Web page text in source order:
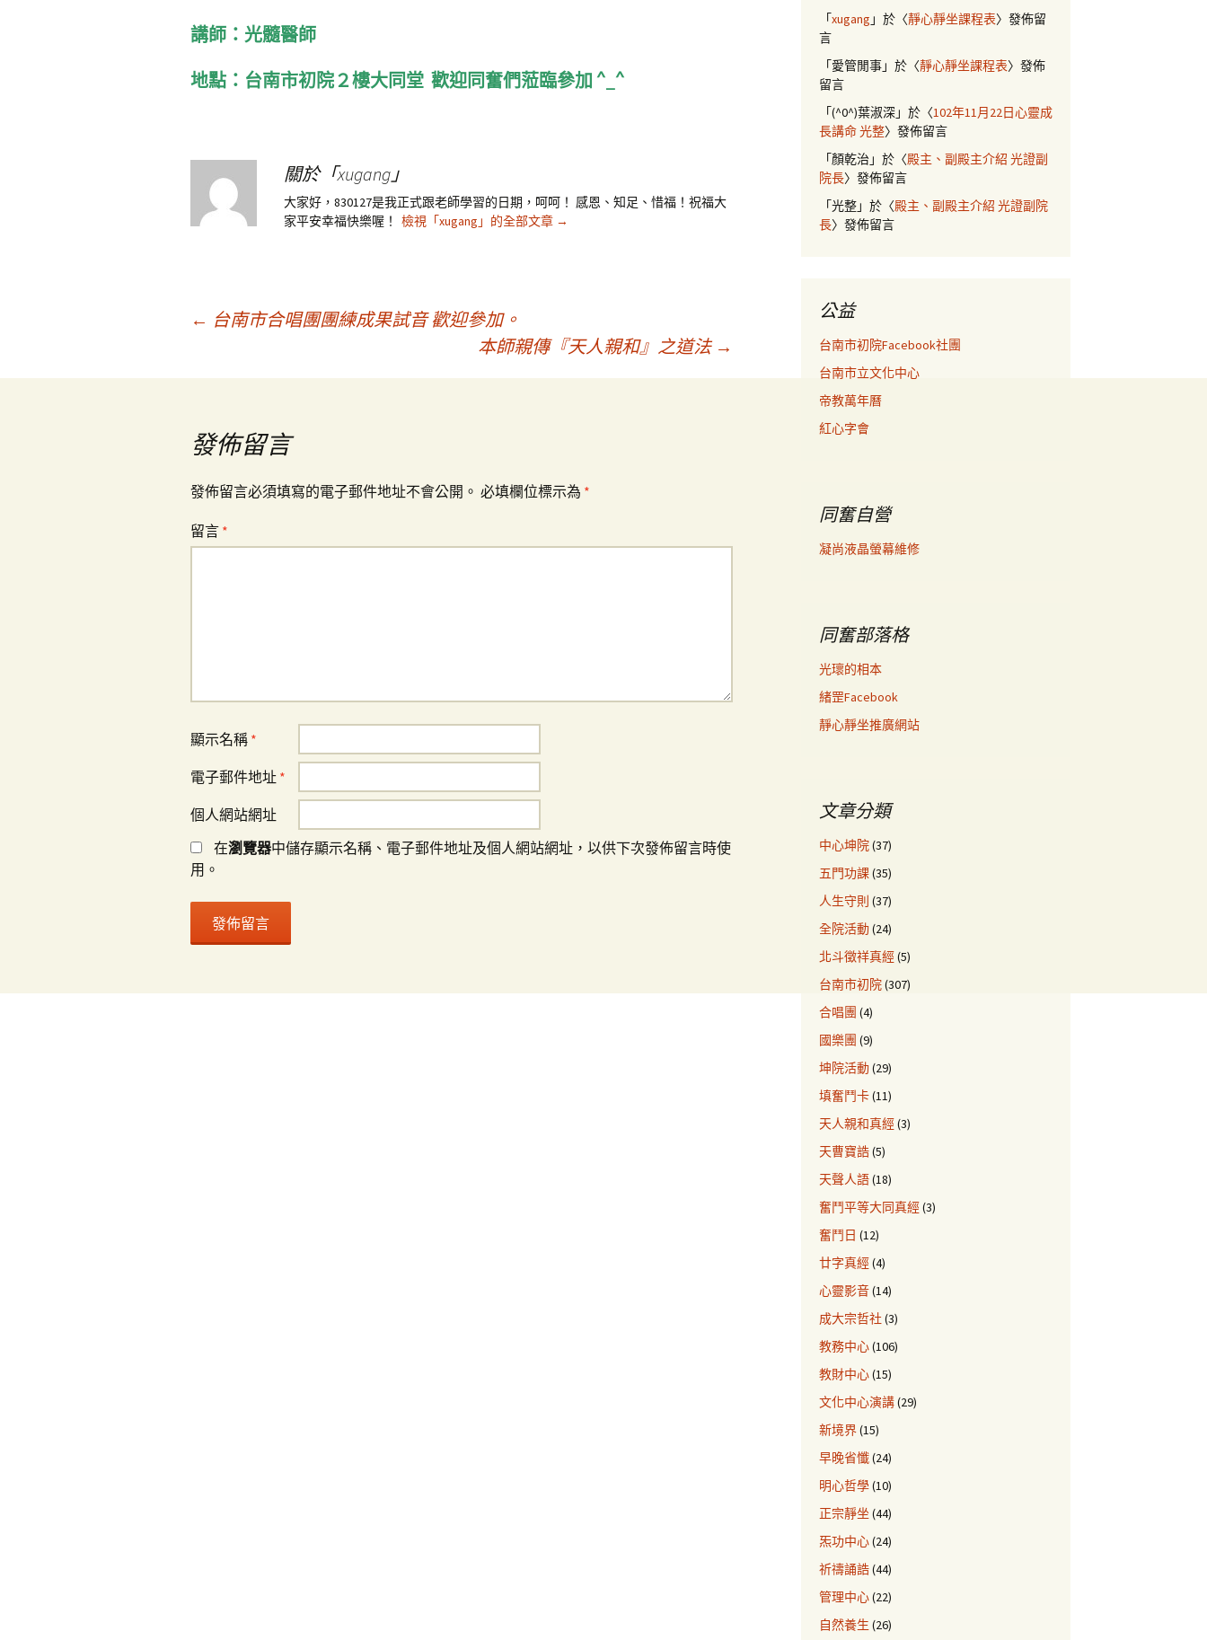
講師：光髓醫師
地點：台南市初院２樓大同堂 歡迎同奮們蒞臨參加 ^_^
關於「xugang」
大家好，830127是我正式跟老師學習的日期，呵呵！ 感恩、知足、惜福！祝福大
家平安幸福快樂喔！
檢視「xugang」的全部文章 →
章
← 台南市合唱團團練成果試音 歡迎參加。
本師親傳『天人親和』之道法 →
發佈留言
發佈留言必須填寫的電子郵件地址不會公開。 必填欄位標示為 *
留言 *
顯示名稱 *
電子郵件地址 *
個人網站網址
在瀏覽器中儲存顯示名稱、電子郵件地址及個人網站網址，以供下次發佈留言時使
用。
「xugang 」於〈靜心靜坐課程表〉發佈留
言
「愛管閒事」於〈靜心靜坐課程表〉發佈
留言
「(^0^)葉淑深」於〈102年11月22日心靈成
長講命 光整〉發佈留言
「顏乾治 」於〈殿主、副殿主介紹 光證副
院長〉發佈留言
「光整」於〈殿主、副殿主介紹 光證副院
長〉發佈留言
公益
台南市初院Facebook社團
台南市立文化中心
帝教萬年曆
紅心字會
同奮自營
凝尚液晶螢幕維修
同奮部落格
光瓌的相本
緒罡Facebook
靜心靜坐推廣網站
文章分類
中心坤院(37)
五門功課(35)
人生守則 (37)
全院活動(24)
北斗徵祥真經(5)
台南市初院(307)
合唱團 (4)
國樂團 (9)
坤院活動(29)
填奮鬥卡(11)
天人親和真經(3)
天曹寶誥(5)
天聲人語(18)
奮鬥平等大同真經(3)
奮鬥日 (12)
廿字真經(4)
心靈影音(14)
成大宗哲社(3)
教務中心(106)
教財中心(15)
文化中心演講(29)
新境界(15)
早晚省懺(24)
明心哲學(10)
正宗靜坐 (44)
炁功中心(24)
祈禱誦誥(44)
管理中心(22)
自然養生 (26)